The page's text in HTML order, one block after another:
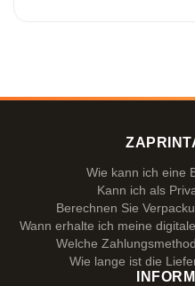
Wie kann ich eine
Kann ich als
Berechnen Sie
Wann erhalte ich meine
Welche
Wie lange ist die